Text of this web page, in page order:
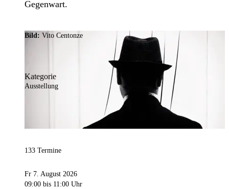
Gegenwart.
Bild: Vito Centonze
Kategorie
Ausstellung
133 Termine
Fr 7. August 2026
09:00 bis 11:00 Uhr